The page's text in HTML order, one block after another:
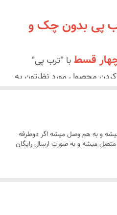
پی بدون چک و
قسط با "ترب پی"
محصول مورد نظرتون به
ارسال میکنیم سه
با ترب پی تسویه میکنید
و به هم وصل میشه اگر دوطرفه
متصل میشه و به صورت ارسال رایگان